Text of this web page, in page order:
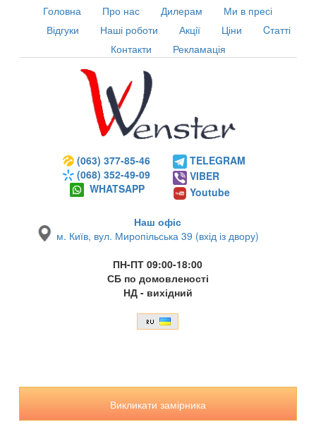
Головна Про нас Дилерам
Ми в пресі
Відгуки
Наші роботи Акції Ціни
Cтатті
Контакти
Рекламація
(063) 377-85-46
(068) 352-49-09
WHATSAPP
TELEGRAM
VIBER
Youtube
Наш офіс
м. Київ, вул. Миропільська 39 (вхід із двору)
ПН-ПТ 09:00-18:00
СБ по домовленості
НД - вихідний
Викликати замірника